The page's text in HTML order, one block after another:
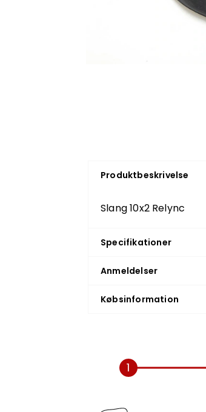
Produktbeskrivelse
Slang 10x2 Relync
Specifikationer
Anmeldelser
Købsinformation
1